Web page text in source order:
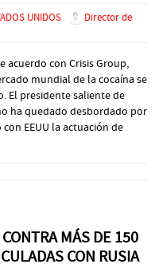
UNIDOS
Director de
acuerdo con Crisis Group,
mundial de la cocaína se
El presidente saliente de
ha quedado desbordado por
EEUU la actuación de
MÁS DE 150
CON RUSIA